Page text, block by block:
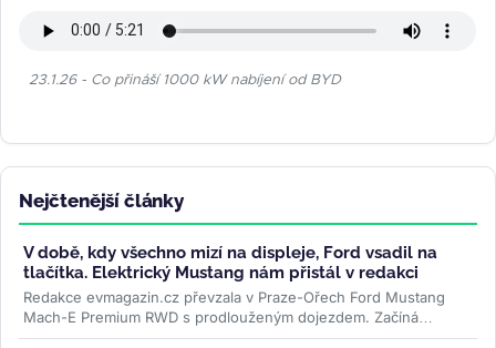
23.1.26 - Co přináší 1000 kW nabíjení od BYD
Nejčtenější články
V době, kdy všechno mizí na displeje, Ford vsadil na
tlačítka. Elektrický Mustang nám přistál v redakci
Redakce evmagazin.cz převzala v Praze-Ořech Ford Mustang
Mach-E Premium RWD s prodlouženým dojezdem. Začíná
půlroční test, ve kterém...>>